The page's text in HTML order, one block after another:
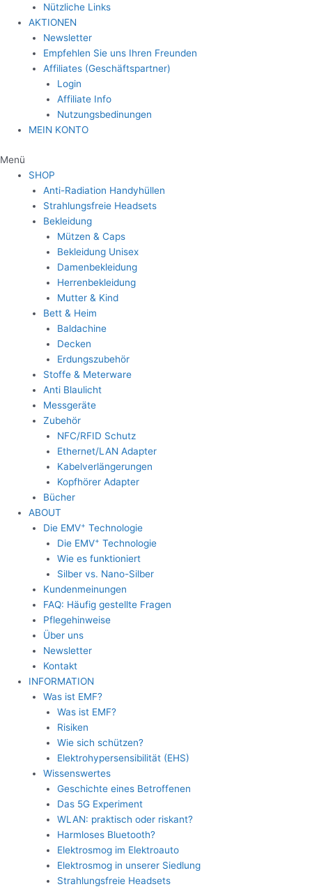
Nützliche Links
AKTIONEN
Newsletter
Empfehlen Sie uns Ihren Freunden
Affiliates (Geschäftspartner)
Login
Affiliate Info
Nutzungsbedinungen
MEIN KONTO
Menü
SHOP
Anti-Radiation Handyhüllen
Strahlungsfreie Headsets
Bekleidung
Mützen & Caps
Bekleidung Unisex
Damenbekleidung
Herrenbekleidung
Mutter & Kind
Bett & Heim
Baldachine
Decken
Erdungszubehör
Stoffe & Meterware
Anti Blaulicht
Messgeräte
Zubehör
NFC/RFID Schutz
Ethernet/LAN Adapter
Kabelverlängerungen
Kopfhörer Adapter
Bücher
ABOUT
Die EMV+ Technologie
Die EMV+ Technologie
Wie es funktioniert
Silber vs. Nano-Silber
Kundenmeinungen
FAQ: Häufig gestellte Fragen
Pflegehinweise
Über uns
Newsletter
Kontakt
INFORMATION
Was ist EMF?
Was ist EMF?
Risiken
Wie sich schützen?
Elektrohypersensibilität (EHS)
Wissenswertes
Geschichte eines Betroffenen
Das 5G Experiment
WLAN: praktisch oder riskant?
Harmloses Bluetooth?
Elektrosmog im Elektroauto
Elektrosmog in unserer Siedlung
Strahlungsfreie Headsets